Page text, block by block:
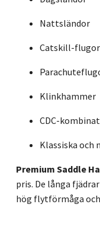
Nattsländor
Catskill-flugor
Klinkhammer
CDC-
Klassiska
Premium Saddle
pris. De långa
hög flytförmåga